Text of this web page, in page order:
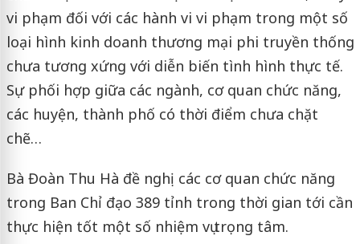
vi phạm đối với các hành vi vi phạm trong một số
loại hình kinh doanh thương mại phi truyền thống
chưa tương xứng với diễn biến tình hình thực tế.
Sự phối hợp giữa các ngành, cơ quan chức năng,
các huyện, thành phố có thời điểm chưa chặt
chẽ…
Bà Đoàn Thu Hà đề nghị các cơ quan chức năng
trong Ban Chỉ đạo 389 tỉnh trong thời gian tới cần
thực hiện tốt một số nhiệm vụ trọng tâm.